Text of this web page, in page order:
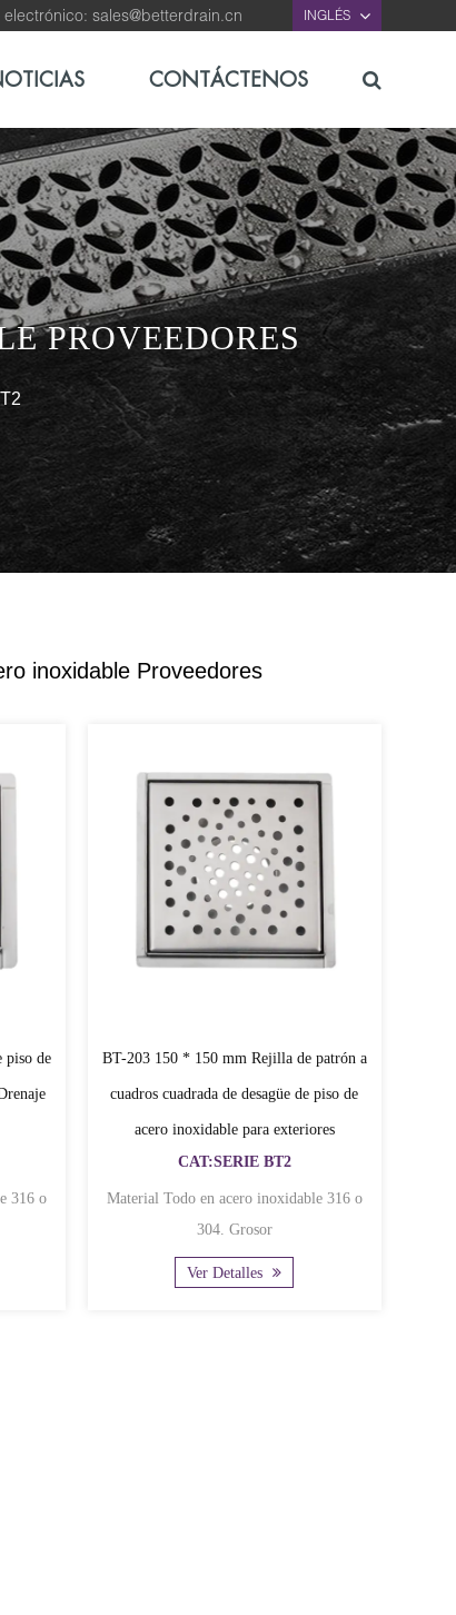
electrónico: sales@betterdrain.cn INGLÉS
CONTÁCTENOS
PROVEEDORES
inoxidable Proveedores
piso de BT-203 150 * 150 mm Rejilla de patrón a
cuadros cuadrada de desagüe de piso de
acero inoxidable para exteriores
CAT:SERIE BT2
Material Todo en acero inoxidable 316 o
304. Grosor
Ver Detalles